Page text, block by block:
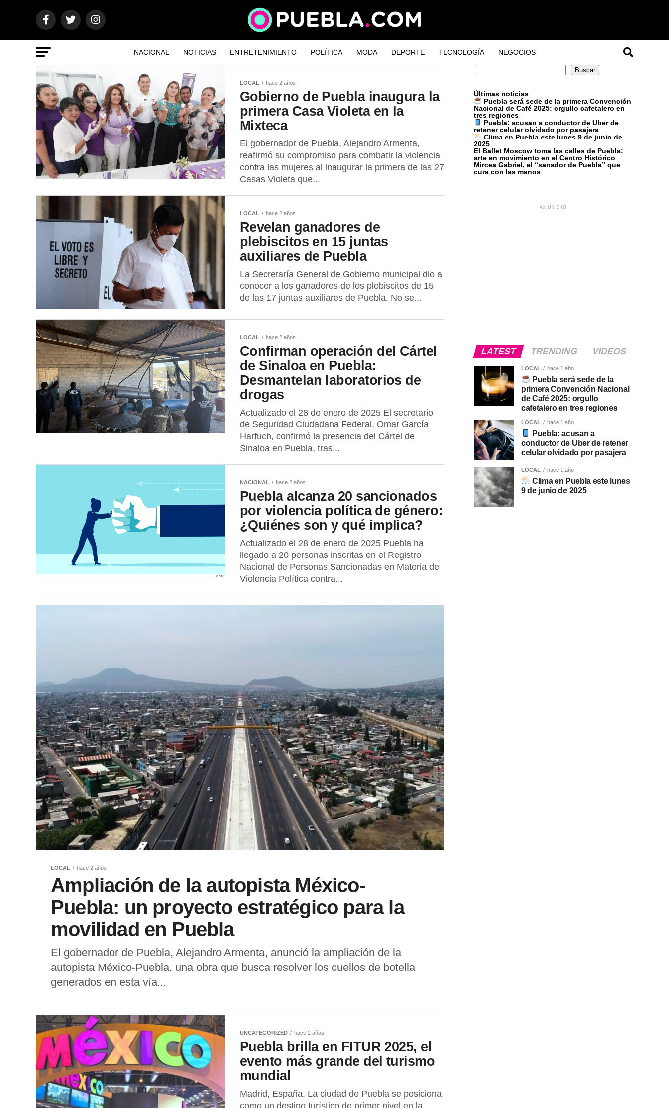
NACIONAL NOTICIAS ENTRETENIMIENTO POLÍTICA MODA DEPORTE TECNOLOGÍA NEGOCIOS
LOCAL hace 2 años
Gobierno de Puebla inaugura la
primera Casa Violeta en la
Mixteca
El gobernador de Puebla, Alejandro Armenta,
reafirmó su compromiso para combatir la violencia
contra las mujeres al inaugurar la primera de las 27
Casas Violeta que...
LOCAL hace 2 años
Revelan ganadores de
plebiscitos en 15 juntas
auxiliares de Puebla
La Secretaría General de Gobierno municipal dio a
conocer a los ganadores de los plebiscitos de 15
de las 17 juntas auxiliares de Puebla. No se...
LOCAL hace 2 años
Confirman operación del Cártel
de Sinaloa en Puebla:
Desmantelan laboratorios de
drogas
Actualizado el 28 de enero de 2025 El secretario
de Seguridad Ciudadana Federal, Omar García
Harfuch, confirmó la presencia del Cártel de
Sinaloa en Puebla, tras...
NACIONAL hace 2 años
Puebla alcanza 20 sancionados
por violencia política de género:
¿Quiénes son y qué implica?
Actualizado el 28 de enero de 2025 Puebla ha
llegado a 20 personas inscritas en el Registro
Nacional de Personas Sancionadas en Materia de
Violencia Política contra...
LOCAL hace 2 años
Ampliación de la autopista México-
Puebla: un proyecto estratégico para la
movilidad en Puebla
El gobernador de Puebla, Alejandro Armenta, anunció la ampliación de la
autopista México-Puebla, una obra que busca resolver los cuellos de botella
generados en esta vía...
UNCATEGORIZED hace 2 años
Puebla brilla en FITUR 2025, el
evento más grande del turismo
mundial
Madrid, España. La ciudad de Puebla se posiciona
como un destino turístico de primer nivel en la
Buscar Buscar
Últimas noticias
Puebla será sede de la primera Convención
Nacional de Café 2025: orgullo cafetalero en
tres regiones
Puebla: acusan a conductor de Uber de
retener celular olvidado por pasajera
Clima en Puebla este lunes 9 de junio de
2025
El Ballet Moscow toma las calles de Puebla:
arte en movimiento en el Centro Histórico
Mircea Gabriel, el “sanador de Puebla” que
cura con las manos
ANUNCIO
LATEST TRENDING VIDEOS
LOCAL hace 1 año
Puebla será sede de la
primera Convención Nacional
de Café 2025: orgullo
cafetalero en tres regiones
LOCAL hace 1 año
Puebla: acusan a
conductor de Uber de retener
celular olvidado por pasajera
LOCAL hace 1 año
Clima en Puebla este lunes
9 de junio de 2025